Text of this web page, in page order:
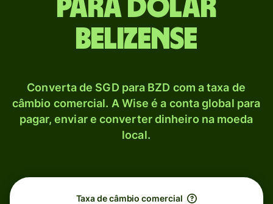
para Dólar
belizense
Converta de SGD para BZD com a taxa de
câmbio comercial. A Wise é a conta global para
pagar, enviar e converter dinheiro na moeda
local.
Taxa de câmbio comercial